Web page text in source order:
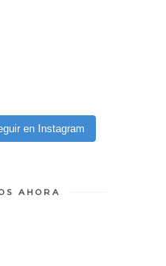
en Instagram
AHORA